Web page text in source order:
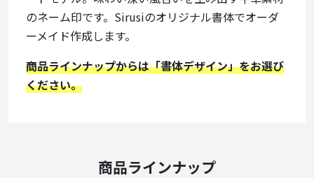
のネーム印です。Sirusiのオリジナル書体でオーダ
ーメイド作成します。
商品ラインナップからは「書体デザイン」をお選び
ください。
商品ラインナップ